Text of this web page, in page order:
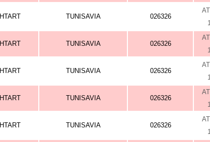
TUNISAVIA 026326
TUNISAVIA 026326
TUNISAVIA 026326
TUNISAVIA 026326
TUNISAVIA 026326